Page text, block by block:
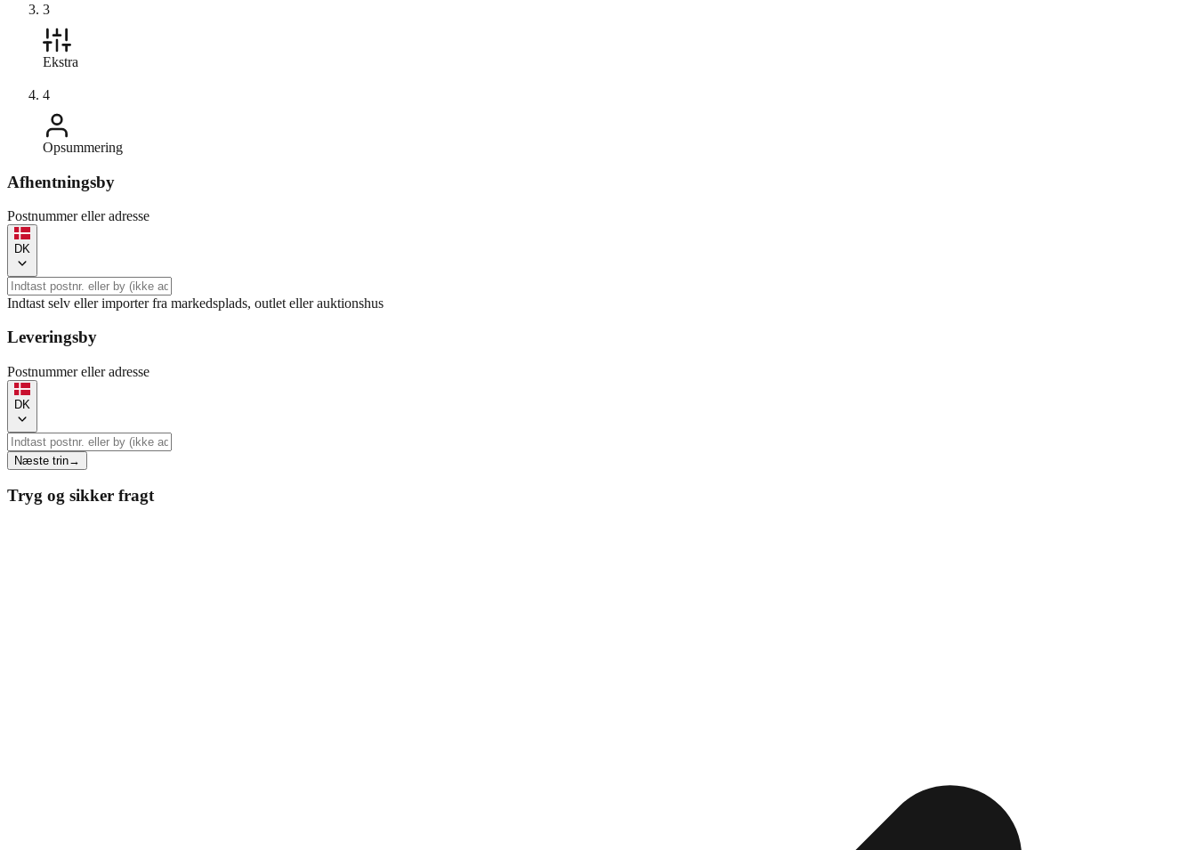
3
Ekstra
4
Opsummering
Afhentningsby
Postnummer eller adresse
DK
Indtast selv eller importer fra markedsplads, outlet eller auktionshus
Leveringsby
Postnummer eller adresse
DK
Næste trin→
Tryg og sikker fragt